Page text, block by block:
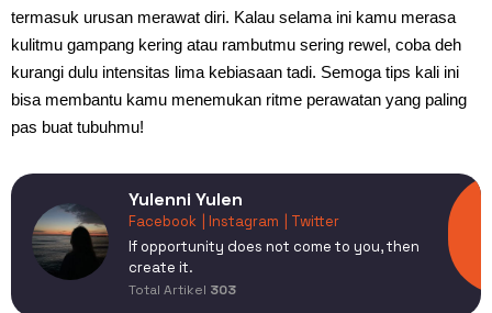
termasuk urusan merawat diri. Kalau selama ini kamu merasa
kulitmu gampang kering atau rambutmu sering rewel, coba deh
kurangi dulu intensitas lima kebiasaan tadi. Semoga tips kali ini
bisa membantu kamu menemukan ritme perawatan yang paling
pas buat tubuhmu!
Yulenni Yulen
Facebook | Instagram
| Twitter
If opportunity does not come to you, then
create it.
Total Artikel 303